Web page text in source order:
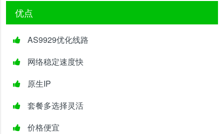
优点
AS9929优化线路
网络稳定速度快
原生IP
套餐多选择灵活
价格便宜